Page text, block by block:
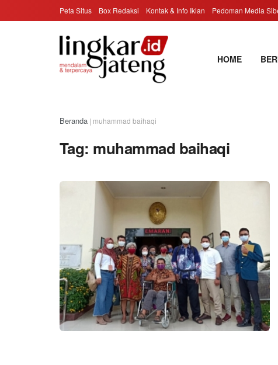
Peta Situs Box Redaksi Kontak & Info Iklan Pedoman Media
HOME
Beranda | muhammad baihaqi
Tag: muhammad baihaqi